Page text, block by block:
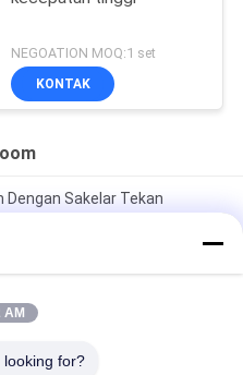
NEGOATION MOQ:1 set
KONTAK
Sakelar Tekan
Untuk Proyek
Air Shower Dengan Aliran
AM
looking for?